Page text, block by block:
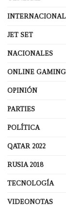
JET SET
NACIONALES
ONLINE GAMING
OPINIÓN
PARTIES
POLÍTICA
QATAR 2022
RUSIA 2018
TECNOLOGÍA
VIDEONOTAS